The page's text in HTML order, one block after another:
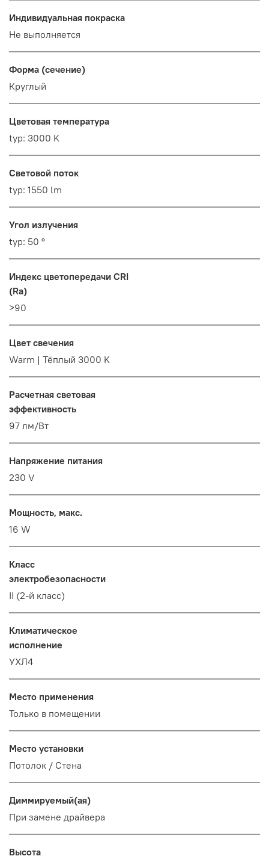
Индивидуальная покраска
Не выполняется
Форма (сечение)
Круглый
Цветовая температура
typ: 3000 K
Световой поток
typ: 1550 lm
Угол излучения
typ: 50 °
Индекс цветопередачи CRI
(Ra)
>90
Цвет свечения
Warm | Тёплый 3000 K
Расчетная световая
эффективность
97 лм/Вт
Напряжение питания
230 V
Мощность, макс.
16 W
Класс
электробезопасности
II (2-й класс)
Климатическое
исполнение
УХЛ4
Место применения
Только в помещении
Место установки
Потолок / Cтена
Диммируемый(ая)
При замене драйвера
Высота